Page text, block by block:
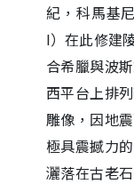
紀，科馬基
I）在此修建
合希臘與波
西平台上排
雕像，因地
極具震撼力
灑落在古老